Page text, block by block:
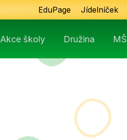
EduPage Jídelníček
Akce školy Družina MŠ